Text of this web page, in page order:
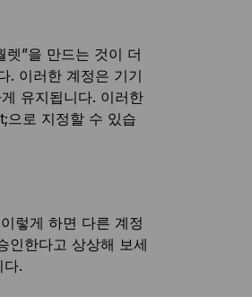
”을 만드는 것이 더
. 이러한 계정은 기기
유지됩니다. 이러한
으로 지정할 수 있습
렇게 하면 다른 계정
인한다고 상상해 보세
다.